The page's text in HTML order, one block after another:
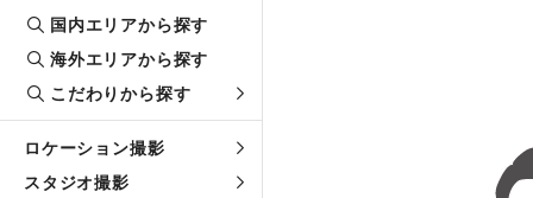
国内エリアから探す
海外エリアから探す
こだわりから探す
ロケーション撮影
スタジオ撮影